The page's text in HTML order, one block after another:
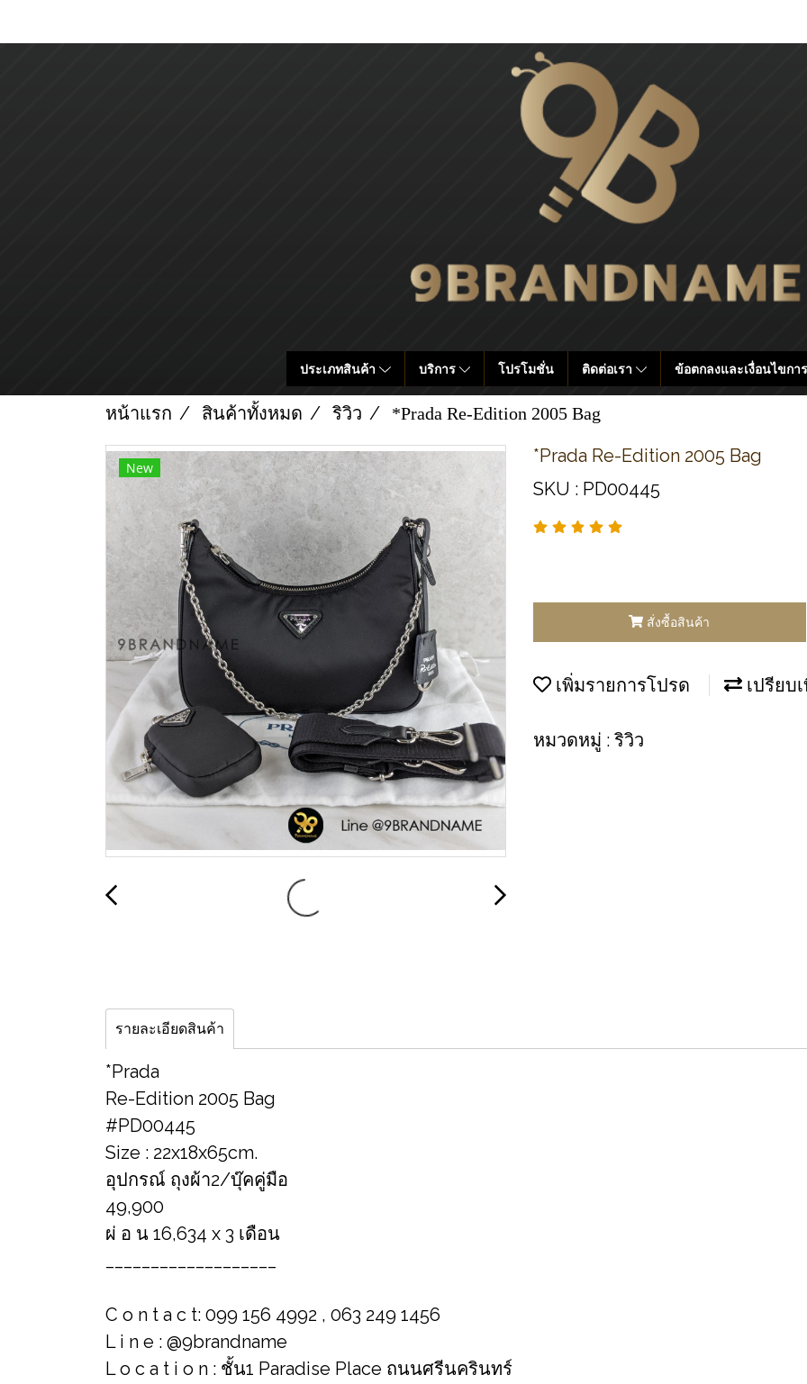
ประเภทสินค้า บริการ โปรโมชั่น ติดต่อเรา ข้อตกลงและเงื่อนไขกา
หน้าแรก สินค้าทั้งหมด ริวิว *Prada Re-Edition 2005 Bag
New
*Prada Re-Edition 2005 Bag
SKU : PD00445
สั่งซื้อสินค้า
เพิ่มรายการโปรด เปรียบ
หมวดหมู่ : ริวิว
รายละเอียดสินค้า
*Prada
Re-Edition 2005 Bag
#PD00445
Size : 22x18x65cm.
อุปกรณ์ ถุงผ้า2/บุ๊คคู่มือ
49,900
ผ่ อ น 16,634 x 3 เดือน
C o n t a c t: 099 156 4992 , 063 249 1456
L i n e : @9brandname
L o c a t i o n : ชั้น1 Paradise Place ถนนศรีนครินทร์